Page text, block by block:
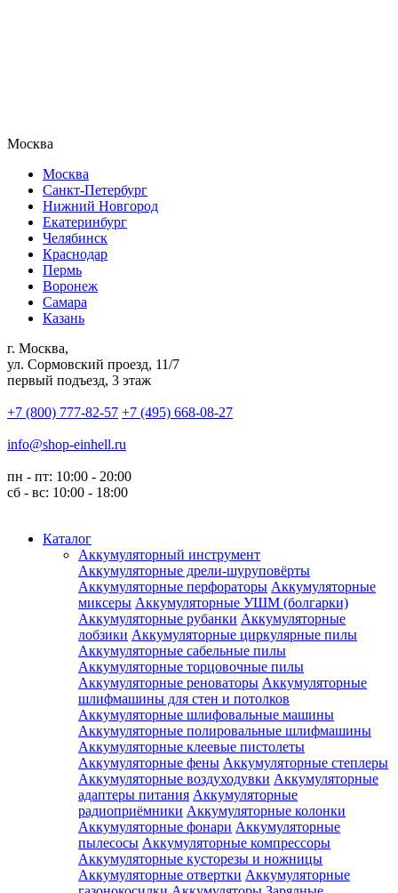
Москва
Москва
Санкт-Петербург
Нижний Новгород
Екатеринбург
Челябинск
Краснодар
Пермь
Воронеж
Самара
Казань
г. Москва,
ул. Сормовский проезд, 11/7
первый подъезд, 3 этаж
+7 (800) 777-82-57 +7 (495) 668-08-27
info@shop-einhell.ru
пн - пт: 10:00 - 20:00
сб - вс: 10:00 - 18:00
Каталог
Аккумуляторный инструмент
Аккумуляторные дрели-шуруповёрты
Аккумуляторные перфораторы Аккумуляторные
миксеры Аккумуляторные УШМ (болгарки)
Аккумуляторные рубанки Аккумуляторные
лобзики Аккумуляторные циркулярные пилы
Аккумуляторные сабельные пилы
Аккумуляторные торцовочные пилы
Аккумуляторные реноваторы Аккумуляторные
шлифмашины для стен и потолков
Аккумуляторные шлифовальные машины
Аккумуляторные полировальные шлифмашины
Аккумуляторные клеевые пистолеты
Аккумуляторные фены Аккумуляторные степлеры
Аккумуляторные воздуходувки Аккумуляторные
адаптеры питания Аккумуляторные
радиоприёмники Аккумуляторные колонки
Аккумуляторные фонари Аккумуляторные
пылесосы Аккумуляторные компрессоры
Аккумуляторные кусторезы и ножницы
Аккумуляторные отвертки Аккумуляторные